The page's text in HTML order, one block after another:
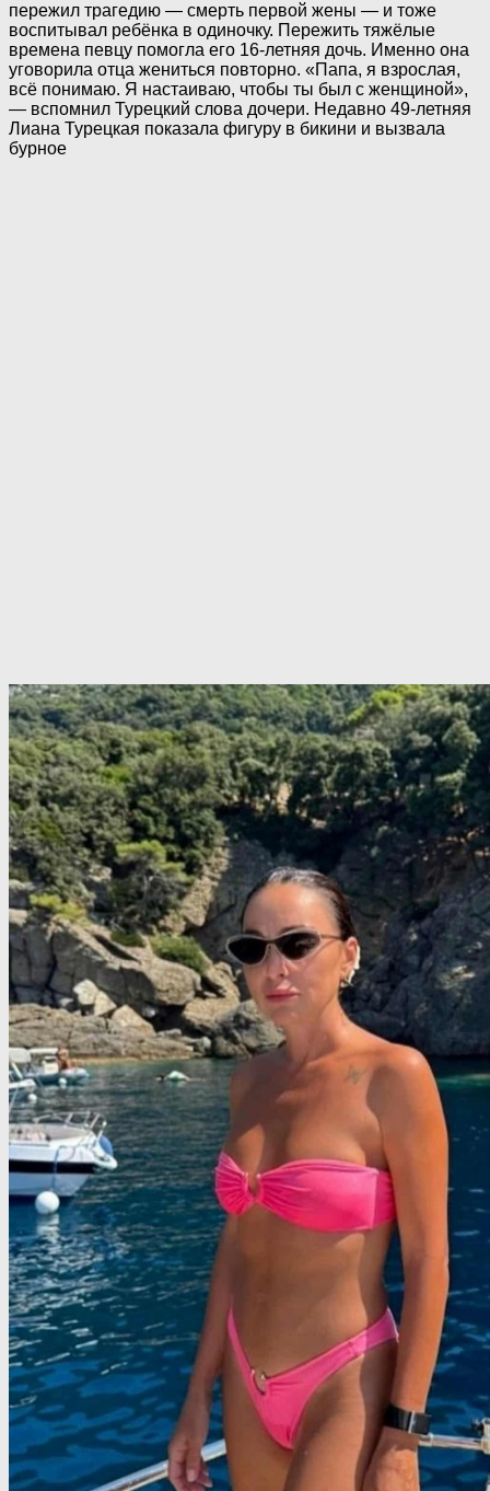
пережил трагедию — смерть первой жены — и тоже
воспитывал ребёнка в одиночку. Пережить тяжёлые
времена певцу помогла его 16-летняя дочь. Именно она
уговорила отца жениться повторно. «Папа, я взрослая,
всё понимаю. Я настаиваю, чтобы ты был с женщиной»,
— вспомнил Турецкий слова дочери. Недавно 49-летняя
Лиана Турецкая показала фигуру в бикини и вызвала
бурное